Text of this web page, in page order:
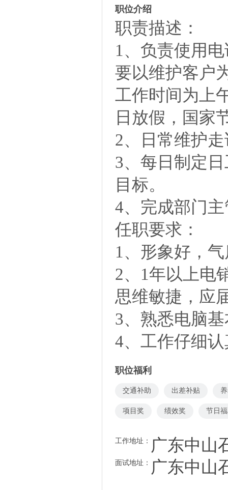
职位介绍
职责描述：
1、负责使用
要以维护客户
工作时间为上
日放假，国家
2、日常维护
3、每日制定
目标。
4、完成部门
任职要求：
1、形象好，
2、1年以上电
思维敏捷，应
3、熟悉电脑
4、工作仔细
职位福利
交通补助 出差补贴
项目奖 绩效奖 节日
工作地址： 广东中山
面试地址： 广东中山